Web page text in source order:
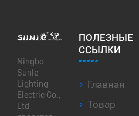
Ningbo
Sunle
Lighting
Electric Co.,
Ltd
ПОЛЕЗНЫЕ
ССЫЛКИ
Главная
Товар